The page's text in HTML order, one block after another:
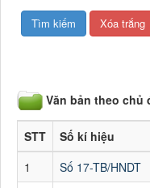
Văn bản theo chủ
STT Số kí hiệu
1
Số 17-TB/HNDT